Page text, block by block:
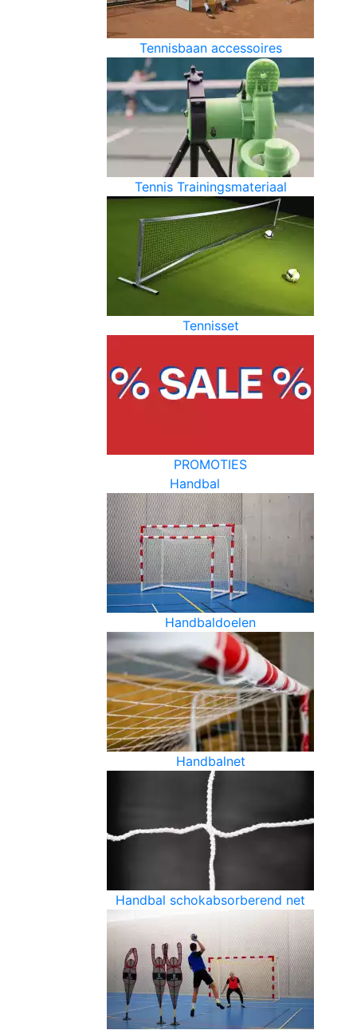
Tennisbaan accessoires
Tennis Trainingsmateriaal
Tennisset
PROMOTIES
Handbal
Handbaldoelen
Handbalnet
Handbal schokabsorberend net